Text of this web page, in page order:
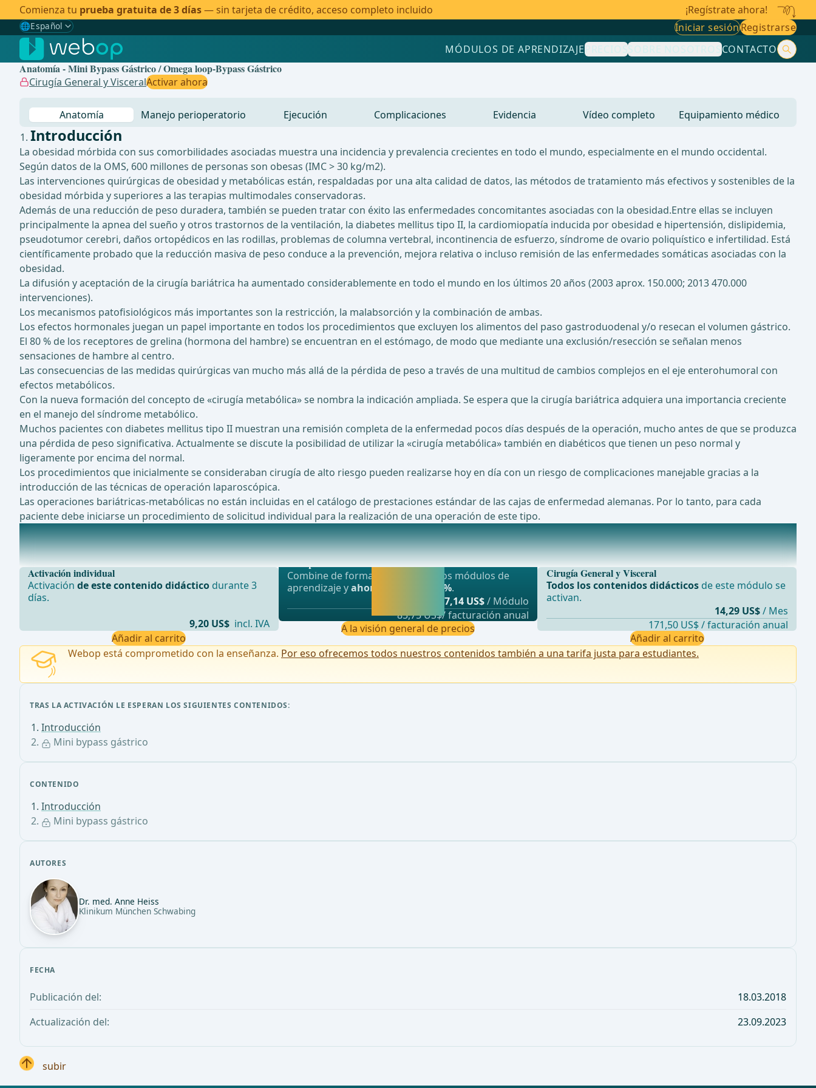
Comienza tu prueba gratuita de 3 días— sin tarjeta de crédito, acceso completo incluido ¡Regístrate ahora!
🌐Español
Gewählte Sprache: Español
🇩🇪 Alemán
🇬🇧Inglés
Brasileño
Iniciar sesiónRegistrarse
MÓDULOS DE APRENDIZAJEPRECIOSSOBRE NOSOTROSCONTACTO
Anatomía - Mini Bypass Gástrico / Omega loop-Bypass Gástrico
Cirugía General y VisceralActivar ahora
Anatomía Manejo perioperatorio Ejecución Complicaciones Evidencia Vídeo completo Equipamiento médico
CONTENIDO
Introducción
Mini bypass gástrico
AUTORES
Dr. med. Anne Heiss
Klinikum München Schwabing
FECHA
Publicación del:
18.03.2018
Actualización del:
23.09.2023
Introducción
La obesidad mórbida con sus comorbilidades asociadas muestra una incidencia y prevalencia crecientes en todo el mundo, especialmente en el mundo occidental.
Según datos de la OMS, 600 millones de personas son obesas (IMC > 30 kg/m2).
Las intervenciones quirúrgicas de obesidad y metabólicas están, respaldadas por una alta calidad de datos, las métodos de tratamiento más efectivos y sostenibles de la
obesidad mórbida y superiores a las terapias multimodales conservadoras.
Además de una reducción de peso duradera, también se pueden tratar con éxito las enfermedades concomitantes asociadas con la obesidad.Entre ellas se incluyen
principalmente la apnea del sueño y otros trastornos de la ventilación, la diabetes mellitus tipo II, la cardiomiopatía inducida por obesidad e hipertensión, dislipidemia,
pseudotumor cerebri, daños ortopédicos en las rodillas, problemas de columna vertebral, incontinencia de esfuerzo, síndrome de ovario poliquístico e infertilidad. Está
científicamente probado que la reducción masiva de peso conduce a la prevención, mejora relativa o incluso remisión de las enfermedades somáticas asociadas con la
obesidad.
La difusión y aceptación de la cirugía bariátrica ha aumentado considerablemente en todo el mundo en los últimos 20 años (2003 aprox. 150.000; 2013 470.000
intervenciones).
Los mecanismos patofisiológicos más importantes son la restricción, la malabsorción y la combinación de ambas.
Los efectos hormonales juegan un papel importante en todos los procedimientos que excluyen los alimentos del paso gastroduodenal y/o resecan el volumen gástrico.
El 80 % de los receptores de grelina (hormona del hambre) se encuentran en el estómago, de modo que mediante una exclusión/resección se señalan menos
sensaciones de hambre al centro.
Las consecuencias de las medidas quirúrgicas van mucho más allá de la pérdida de peso a través de una multitud de cambios complejos en el eje enterohumoral con
efectos metabólicos.
Con la nueva formación del concepto de «cirugía metabólica» se nombra la indicación ampliada. Se espera que la cirugía bariátrica adquiera una importancia creciente
en el manejo del síndrome metabólico.
Muchos pacientes con diabetes mellitus tipo II muestran una remisión completa de la enfermedad pocos días después de la operación, mucho antes de que se produzca
una pérdida de peso significativa. Actualmente se discute la posibilidad de utilizar la «cirugía metabólica» también en diabéticos que tienen un peso normal y
ligeramente por encima del normal.
Los procedimientos que inicialmente se consideraban cirugía de alto riesgo pueden realizarse hoy en día con un riesgo de complicaciones manejable gracias a la
introducción de las técnicas de operación laparoscópica.
Las operaciones bariátricas-metabólicas no están incluidas en el catálogo de prestaciones estándar de las cajas de enfermedad alemanas. Por lo tanto, para cada
paciente debe iniciarse un procedimiento de solicitud individual para la realización de una operación de este tipo.
Mini bypass gástrico
El mini bypass gástrico, abreviado MGB, es un procedimiento malabsortivo. Fue realizado por primer
Activación individual
Activaciónde este contenido didáctico durante 3
días.
9,20 US$ incl. IVA
Añadir al carrito
Oferta más popular
webop - Ahorro flexible
Combine de forma flexible nuestros módulos de
aprendizaje yahorre hasta un 50%.
7,14 US$/ Módulo
85,75 US$/ facturación anual
A la visión general de precios
Cirugía General y Visceral
Todos los contenidos didácticosde este módulo se
activan.
14,29 US$ / Mes
171,50 US$ / facturación anual
Añadir al carrito
Webop está comprometido con la enseñanza. Por eso ofrecemos todos nuestros contenidos también a una tarifa justa para estudiantes.
TRAS LA ACTIVACIÓN LE ESPERAN LOS SIGUIENTES CONTENIDOS:
Introducción
Mini bypass gástrico
subir